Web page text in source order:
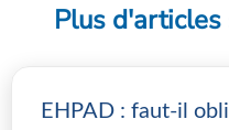
Plus
EHPAD : faut-il